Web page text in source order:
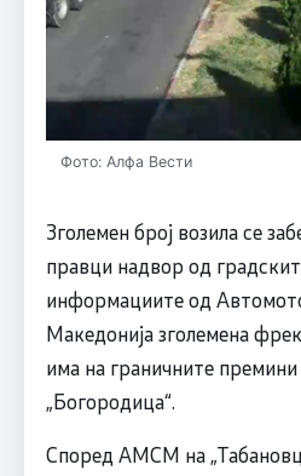
Фото: Алфа Вести
Зголемен број возила се
правци надвор од
информациите од
Македонија зголемена
има на граничните премини
„Богородица“.
Според АМСМ на